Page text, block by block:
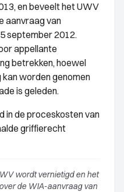
en beveelt het UWV
aanvraag van
september 2012.
appellante
betrekken, hoewel
worden genomen
is geleden.
in de proceskosten van
griffierecht
wordt vernietigd en het
de WIA-aanvraag van